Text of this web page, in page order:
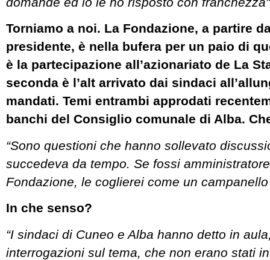
Torniamo a noi. La Fondazione, a partire
presidente, è nella bufera per un paio di
è la partecipazione all’azionariato de La
seconda è l’alt arrivato dai sindaci
mandati. Temi entrambi approdati
banchi del Consiglio comunale di Alba.
“Sono questioni che hanno sollevato
succedeva da tempo. Se fossi
Fondazione, le coglierei come un campanello
In che senso?
“I sindaci di Cuneo e Alba hanno detto in
interrogazioni sul tema, che non erano stati